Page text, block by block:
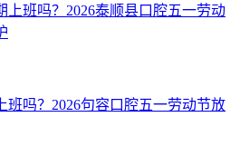
上班吗？2026泰顺县口腔五一劳动
班吗？2026句容口腔五一劳动节放